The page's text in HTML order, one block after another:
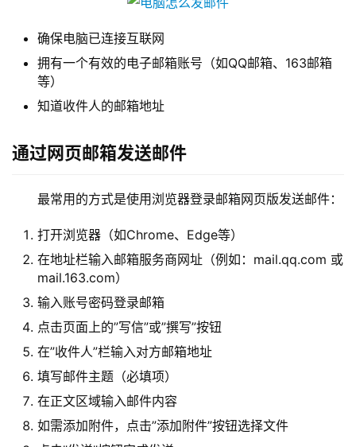
确保电脑已连接互联网
拥有一个有效的电子邮箱账号（如QQ邮箱、163邮箱
等）
知道收件人的邮箱地址
通过网页邮箱发送邮件
最常用的方式是使用浏览器登录邮箱网页版发送邮件：
打开浏览器（如Chrome、Edge等）
在地址栏输入邮箱服务商网址（例如：mail.qq.com 或
mail.163.com）
输入账号密码登录邮箱
点击页面上的”写信”或”撰写”按钮
在”收件人”栏输入对方邮箱地址
填写邮件主题（必填项）
在正文区域输入邮件内容
如需添加附件，点击”添加附件”按钮选择文件